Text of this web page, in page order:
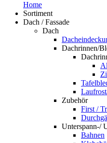
Home
Sortiment
Dach / Fassade
Dach
Dachrinnen/
Zubehör
First /
Unterspann-/
Bahnen